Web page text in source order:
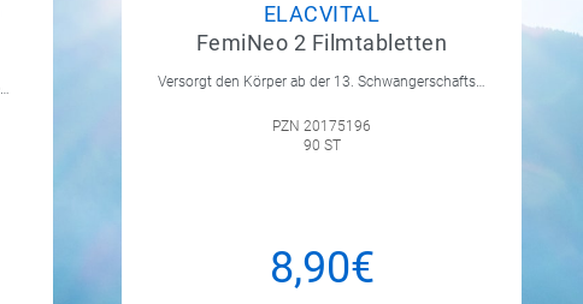
Zur Linderung von Nasen- und Augensymptomen bei saisonaler und ganzjähriger allergischer Rhinitis sowie zur Linderung von chronischer Nesselsucht.
ELACVITAL
FemiNeo 2 Filmtabletten
Versorgt den Körper ab der 13. Schwangerschaftswoche bis zum Ende der Stillzeit zuverlässig mit hochwertiger Folsäure. Es unterstützt weiterhin die normale Zellteilung, die Blutbildung sowie die Entwicklung des mütterlichen Gewebes – wichtige Funktionen für Mutter und Kind.
PZN 20175196
90 ST
8,90€